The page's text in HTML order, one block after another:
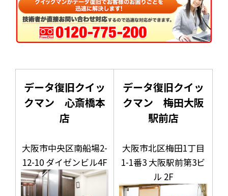
データ復旧クイッ
クマン 心斎橋本
店
大阪市中央区南船場2-
12-10 ダイゼンビル4F
データ復旧クイッ
クマン 梅田大阪
駅前店
大阪市北区梅田1丁目
1-1番3 大阪駅前第3ビ
ル 2F